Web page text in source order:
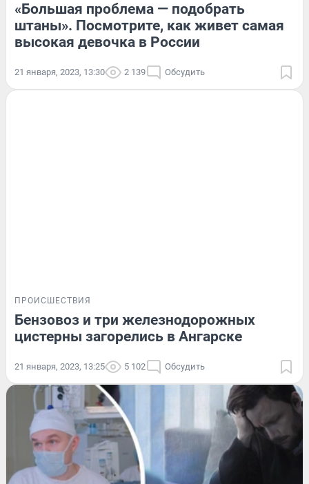
«Большая проблема — подобрать
штаны». Посмотрите, как живет самая
высокая девочка в России
21 января, 2023, 13:30 2 139 Обсудить
ПРОИСШЕСТВИЯ
Бензовоз и три железнодорожных
цистерны загорелись в Ангарске
21 января, 2023, 13:25 5 102 Обсудить